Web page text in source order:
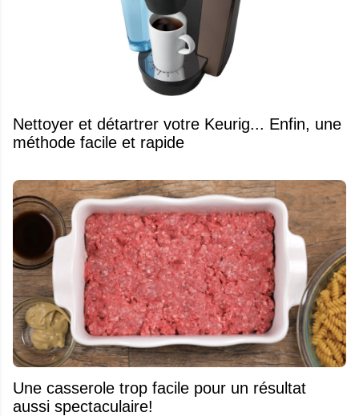
Nettoyer et détartrer votre Keurig... Enfin, une
méthode facile et rapide
Une casserole trop facile pour un résultat
aussi spectaculaire!